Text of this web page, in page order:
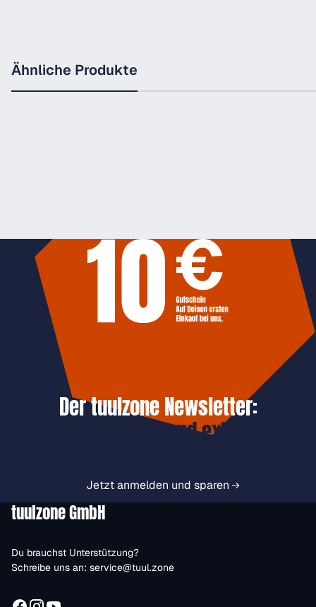
Ähnliche Produkte
Der tuulzone Newsletter:
Jetzt anmelden und exklusive
Jetzt anmelden und sparen
tuulzone GmbH
Du brauchst Unterstützung?
Schreibe uns an: service@tuul.zone